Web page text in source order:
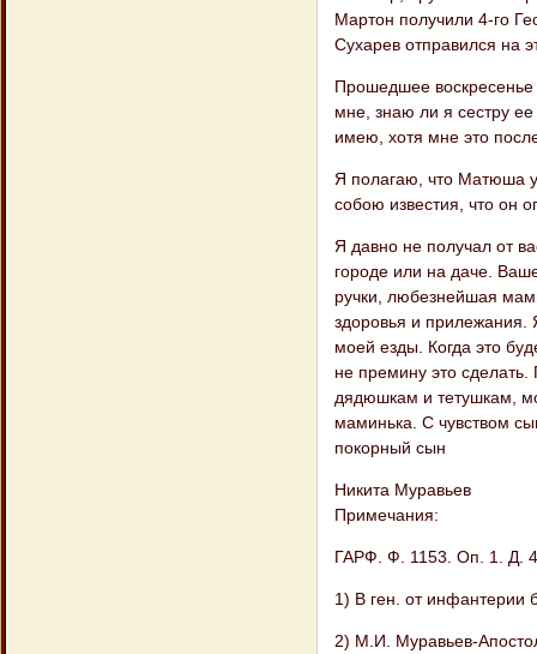
Мартон получили 4-го
Сухарев отправился на
Прошедшее
мне, знаю ли я сестру ее
имею, хотя мне это
Я полагаю, что Матюша
собою известия, что он
Я давно не получал от
городе или на даче.
ручки, любезнейшая
здоровья и
моей езды. Когда это
не премину это
дядюшкам и тетушкам,
маминька. С чувством
покорный сын
Никита Муравьев
Примечания:
ГАРФ. Ф. 1153. Оп. 1. Д.
1) В ген. от инфантерии
2) М.И. Муравьев-